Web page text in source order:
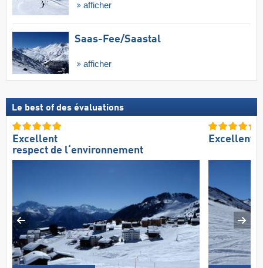
afficher
Saas-Fee/​Saastal
afficher
Le best of des évaluations
Excellent
respect de l‘environnement
Excellent